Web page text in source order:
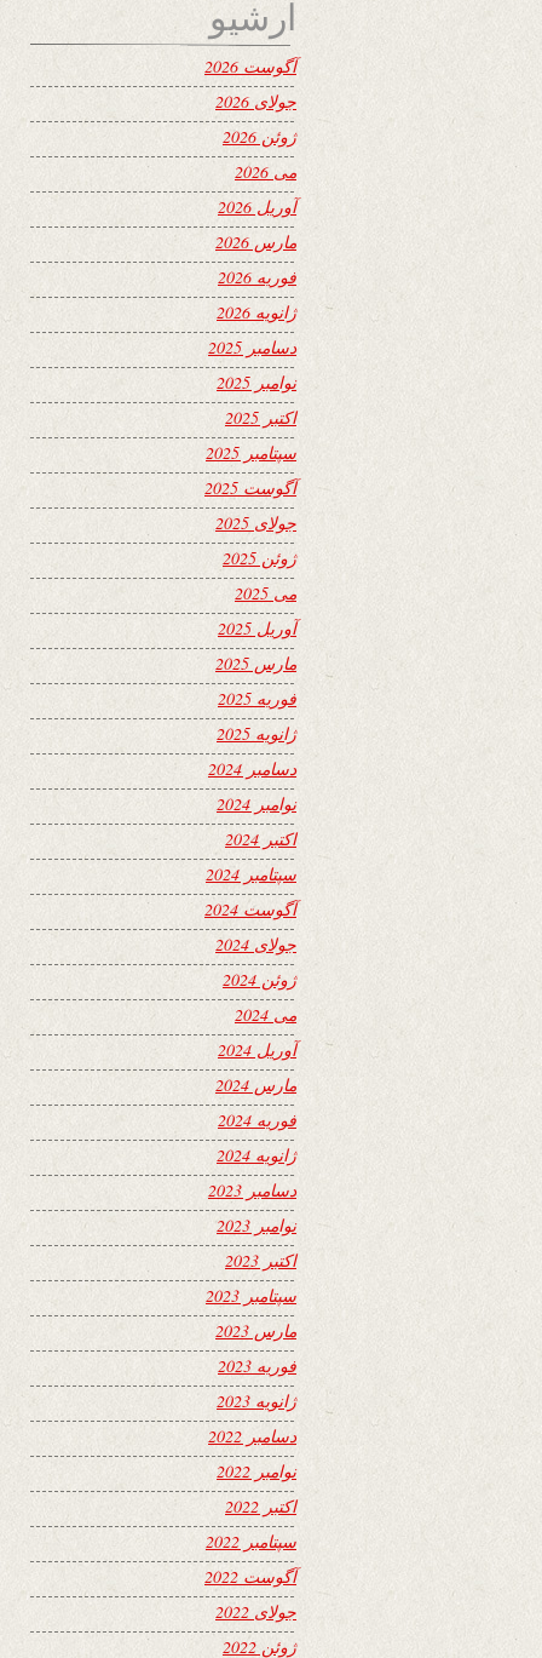
آرشیو
آگوست 2026
جولای 2026
ژوئن 2026
می 2026
آوریل 2026
مارس 2026
فوریه 2026
ژانویه 2026
دسامبر 2025
نوامبر 2025
اکتبر 2025
سپتامبر 2025
آگوست 2025
جولای 2025
ژوئن 2025
می 2025
آوریل 2025
مارس 2025
فوریه 2025
ژانویه 2025
دسامبر 2024
نوامبر 2024
اکتبر 2024
سپتامبر 2024
آگوست 2024
جولای 2024
ژوئن 2024
می 2024
آوریل 2024
مارس 2024
فوریه 2024
ژانویه 2024
دسامبر 2023
نوامبر 2023
اکتبر 2023
سپتامبر 2023
مارس 2023
فوریه 2023
ژانویه 2023
دسامبر 2022
نوامبر 2022
اکتبر 2022
سپتامبر 2022
آگوست 2022
جولای 2022
ژوئن 2022